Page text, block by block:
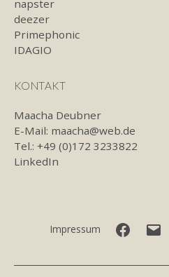
napster
deezer
Primephonic
IDAGIO
KONTAKT
Maacha Deubner
E-Mail: maacha@web.de
Tel.: +49 (0)172 3233822
LinkedIn
Impressum Facebook